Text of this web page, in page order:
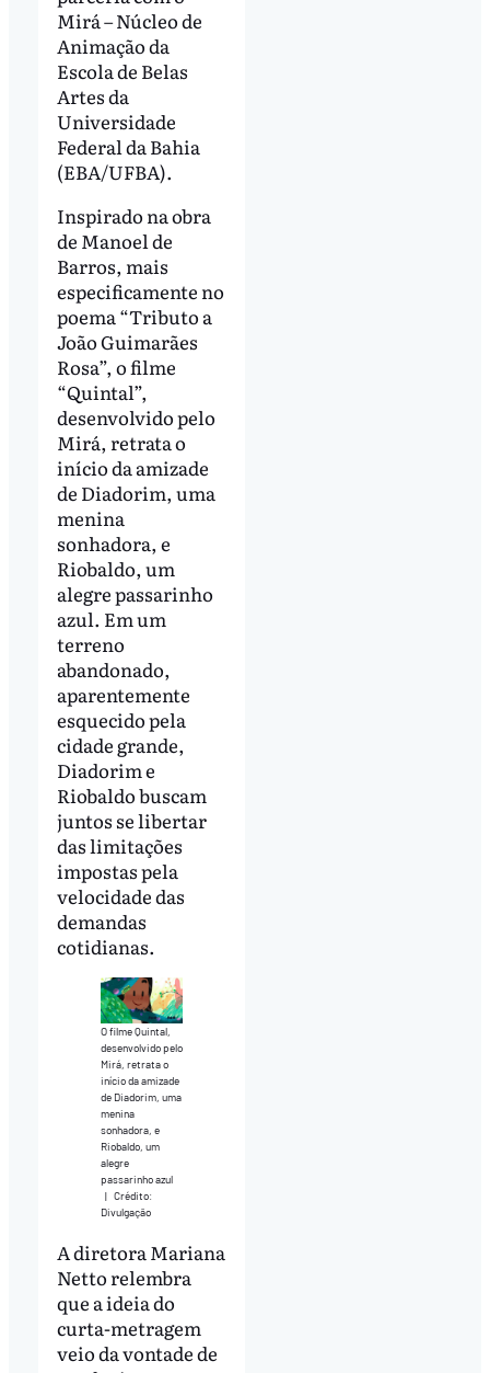
Mirá – Núcleo de
Animação da
Escola de Belas
Artes da
Universidade
Federal da Bahia
(EBA/UFBA).
Inspirado na obra
de Manoel de
Barros, mais
especificamente no
poema “Tributo a
João Guimarães
Rosa”, o filme
“Quintal”,
desenvolvido pelo
Mirá, retrata o
início da amizade
de Diadorim, uma
menina
sonhadora, e
Riobaldo, um
alegre passarinho
azul. Em um
terreno
abandonado,
aparentemente
esquecido pela
cidade grande,
Diadorim e
Riobaldo buscam
juntos se libertar
das limitações
impostas pela
velocidade das
demandas
cotidianas.
O filme Quintal,
desenvolvido pelo
Mirá, retrata o
início da amizade
de Diadorim, uma
menina
sonhadora, e
Riobaldo, um
alegre
passarinho azul
| Crédito:
Divulgação
A diretora Mariana
Netto relembra
que a ideia do
curta-metragem
veio da vontade de